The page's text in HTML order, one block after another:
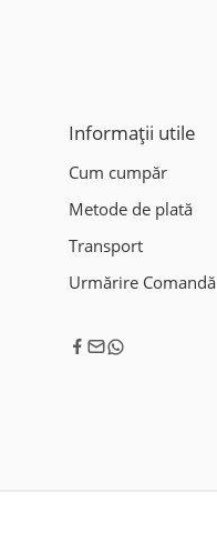
Informații utile
Cum cumpăr
Metode de plată
Transport
Urmărire Comandă